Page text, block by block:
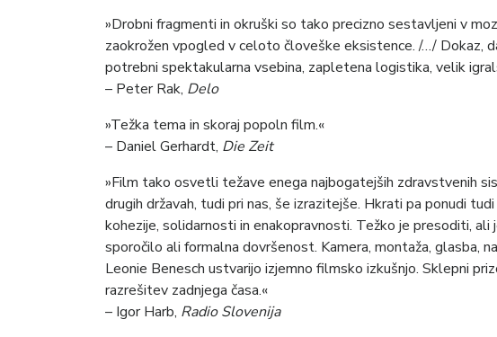
»Drobni fragmenti in okruški so tako precizno sestavljeni v
zaokrožen vpogled v celoto človeške eksistence. /…/ Dokaz,
potrebni spektakularna vsebina, zapletena logistika, velik
– Peter Rak, Delo
»Težka tema in skoraj popoln film.«
– Daniel Gerhardt, Die Zeit
»Film tako osvetli težave enega najbogatejših zdravstvenih
drugih državah, tudi pri nas, še izrazitejše. Hkrati pa ponudi
kohezije, solidarnosti in enakopravnosti. Težko je presoditi,
sporočilo ali formalna dovršenost. Kamera, montaža, glasba,
Leonie Benesch ustvarijo izjemno filmsko izkušnjo. Sklepni
razrešitev zadnjega časa.«
– Igor Harb, Radio Slovenija